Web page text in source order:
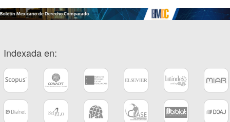
Indexada en: